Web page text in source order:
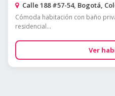
Calle 188 #57-54, Bogotá,
Cómoda habitación con baño
residencial...
Ver